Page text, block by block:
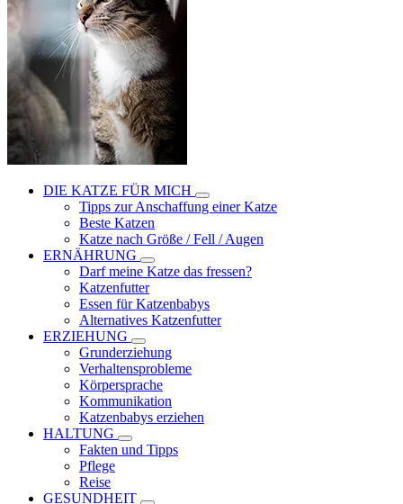
DIE KATZE FÜR MICH
Tipps zur Anschaffung einer Katze
Beste Katzen
Katze nach Größe / Fell / Augen
ERNÄHRUNG
Darf meine Katze das fressen?
Katzenfutter
Essen für Katzenbabys
Alternatives Katzenfutter
ERZIEHUNG
Grunderziehung
Verhaltensprobleme
Körpersprache
Kommunikation
Katzenbabys erziehen
HALTUNG
Fakten und Tipps
Pflege
Reise
GESUNDHEIT